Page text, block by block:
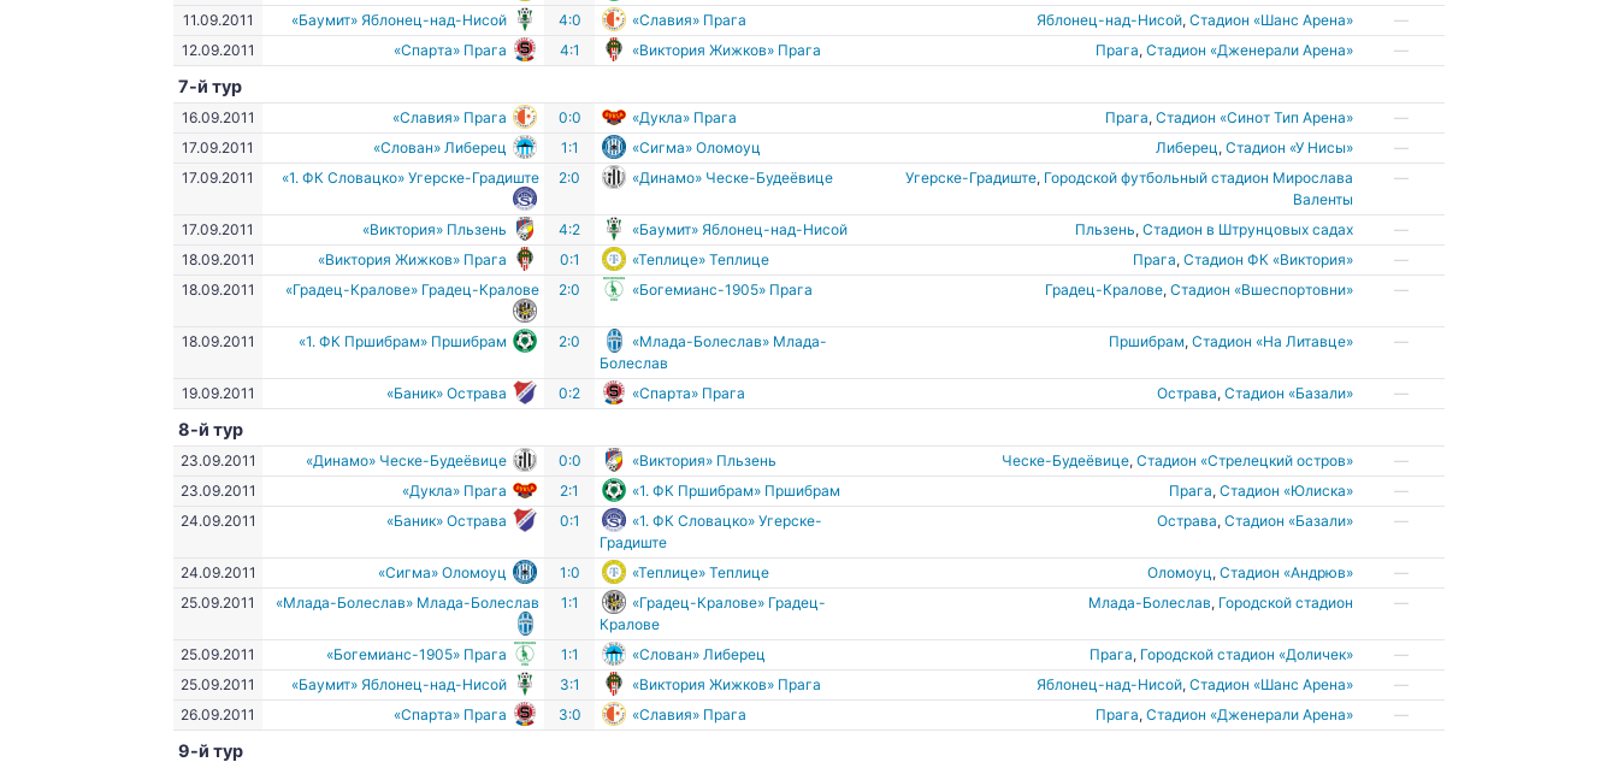
11.09.2011
«Баумит» Яблонец-над-Нисой 4:0 «Славия» Прага Яблонец-над-Нисой,Стадион «Шанс Арена»
—
12.09.2011
«Спарта» Прага 4:1 «Виктория Жижков» Прага Прага,Стадион «Дженерали Арена» —
7-й тур
16.09.2011 «Славия» Прага 0:0 «Дукла» Прага Прага,Стадион «Синот Тип Арена»
—
17.09.2011
«Слован» Либерец 1:1 «Сигма» Оломоуц Либерец ,Стадион «У Нисы»
—
17.09.2011
«1. ФК Словацко» Угерске-Градиште 2:0 «Динамо» Ческе-Будеёвице Угерске-Градиште, Городской футбольный стадион Мирослава
Валенты
—
17.09.2011 «Виктория» Пльзень 4:2 «Баумит» Яблонец-над-Нисой Пльзень,Стадион в Штрунцовых садах
—
18.09.2011
«Виктория Жижков» Прага 0:1 «Теплице» Теплице Прага,Cтадион ФК «Виктория»
—
18.09.2011
«Градец-Кралове» Градец-Кралове 2:0 «Богемианс-1905» Прага Градец-Кралове,Cтадион «Вшеспортовни» —
18.09.2011 «1. ФК Пршибрам» Пршибрам 2:0
«Млада-Болеслав» Млада-
Болеслав
Пршибрам,Cтадион «На Литавце» —
19.09.2011 «Баник» Острава 0:2 «Спарта» Прага Острава,Стадион «Базали» —
8-й тур
23.09.2011 «Динамо» Ческе-Будеёвице 0:0 «Виктория» Пльзень Ческе-Будеёвице,Стадион «Стрелецкий остров»
—
23.09.2011
«Дукла» Прага 2:1 «1. ФК Пршибрам» Пршибрам Прага,Стадион «Юлиска»
—
24.09.2011
«Баник» Острава 0:1
«1. ФК Словацко» Угерске-
Градиште
Острава,Стадион «Базали» —
24.09.2011 «Сигма» Оломоуц 1:0 «Теплице» Теплице Оломоуц ,Стадион «Андрюв»
—
25.09.2011
«Млада-Болеслав» Млада-Болеслав 1:1
«Градец-Кралове» Градец-
Кралове
Млада-Болеслав, Городской стадион —
25.09.2011 «Богемианс-1905» Прага 1:1 «Слован» Либерец Прага, Городской стадион «Доличек»
—
25.09.2011
«Баумит» Яблонец-над-Нисой 3:1 «Виктория Жижков» Прага Яблонец-над-Нисой,Стадион «Шанс Арена»
—
26.09.2011
«Спарта» Прага 3:0 «Славия» Прага Прага,Стадион «Дженерали Арена» —
9-й тур